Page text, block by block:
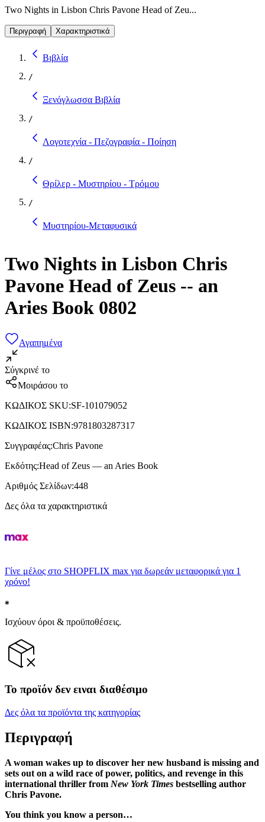
Two Nights in Lisbon Chris Pavone Head of Zeu...
Περιγραφή Χαρακτηριστικά
Βιβλία
/
Ξενόγλωσσα Βιβλία
/
Λογοτεχνία - Πεζογραφία - Ποίηση
/
Θρίλερ - Μυστηρίου - Τρόμου
/
Μυστηρίου-Μεταφυσικά
Two Nights in Lisbon Chris
Pavone Head of Zeus -- an
Aries Book 0802
Αγαπημένα
Σύγκρινέ το
Μοιράσου το
ΚΩΔΙΚΟΣ SKU:SF-101079052
ΚΩΔΙΚΟΣ ISBN:9781803287317
Συγγραφέας:Chris Pavone
Εκδότης:Head of Zeus — an Aries Book
Αριθμός Σελίδων:448
Δες όλα τα χαρακτηριστικά
Γίνε μέλος στο SHOPFLIX max για δωρεάν μεταφορικά για 1
χρόνο!
Ισχύουν όροι & προϋποθέσεις.
Το προϊόν δεν ειναι διαθέσιμο
Δες όλα τα προϊόντα της κατηγορίας
Περιγραφή
A woman wakes up to discover her new husband is missing and
sets out on a wild race of power, politics, and revenge in this
international thriller from New York Times bestselling author
Chris Pavone.
You think you know a person…